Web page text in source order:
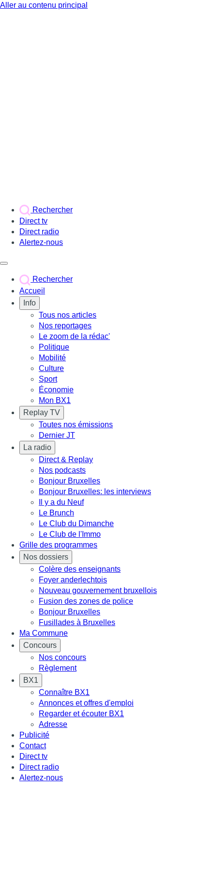
Aller au contenu principal
Rechercher
Direct tv
Direct radio
Alertez-nous
Rechercher
Accueil
Info
Tous nos articles
Nos reportages
Le zoom de la rédac'
Politique
Mobilité
Culture
Sport
Économie
Mon BX1
Replay TV
Toutes nos émissions
Dernier JT
La radio
Direct & Replay
Nos podcasts
Bonjour Bruxelles
Bonjour Bruxelles: les interviews
Il y a du Neuf
Le Brunch
Le Club du Dimanche
Le Club de l'Immo
Grille des programmes
Nos dossiers
Colère des enseignants
Foyer anderlechtois
Nouveau gouvernement bruxellois
Fusion des zones de police
Bonjour Bruxelles
Fusillades à Bruxelles
Ma Commune
Concours
Nos concours
Règlement
BX1
Connaître BX1
Annonces et offres d'emploi
Regarder et écouter BX1
Adresse
Publicité
Contact
Direct tv
Direct radio
Alertez-nous